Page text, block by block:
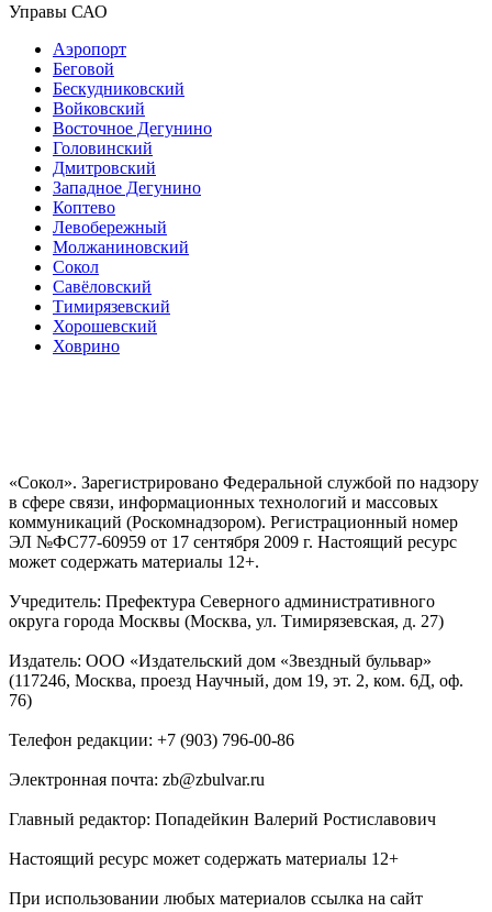
Управы САО
Аэропорт
Беговой
Бескудниковский
Войковский
Восточное Дегунино
Головинский
Дмитровский
Западное Дегунино
Коптево
Левобережный
Молжаниновский
Сокол
Савёловский
Тимирязевский
Хорошевский
Ховрино
«Сокол». Зарегистрировано Федеральной службой по надзору
в сфере связи, информационных технологий и массовых
коммуникаций (Роскомнадзором). Регистрационный номер
ЭЛ №ФС77-60959 от 17 сентября 2009 г. Настоящий ресурс
может содержать материалы 12+.
Учредитель: Префектура Северного административного
округа города Москвы (Москва, ул. Тимирязевская, д. 27)
Издатель: ООО «Издательский дом «Звездный бульвар»
(117246, Москва, проезд Научный, дом 19, эт. 2, ком. 6Д, оф.
76)
Телефон редакции: +7 (903) 796-00-86
Электронная почта: zb@zbulvar.ru
Главный редактор: Попадейкин Валерий Ростиславович
Настоящий ресурс может содержать материалы 12+
При использовании любых материалов ссылка на сайт